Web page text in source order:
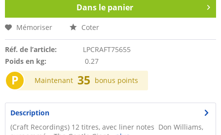
Dans le panier
Mémoriser Coter
Réf. de l’article:
LPCRAFT75655
Poids en kg:
0.27
P Maintenant 35 bonus points
Description
(Craft Recordings) 12 titres, avec liner notes Don Williams,